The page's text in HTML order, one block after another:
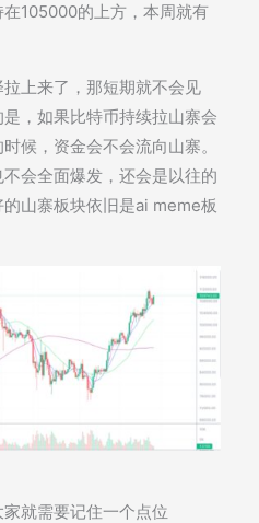
105000的上方，本周就有
上来了，那短期就不会见
，如果比特币持续拉山寨会
候，资金会不会流向山寨。
会全面爆发，还会是以往的
山寨板块依旧是ai meme板
就需要记住一个点位